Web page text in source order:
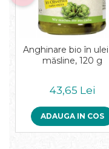
Anghinare bio în
măsline, 120 g
43,65 Lei
ADAUGA IN COS